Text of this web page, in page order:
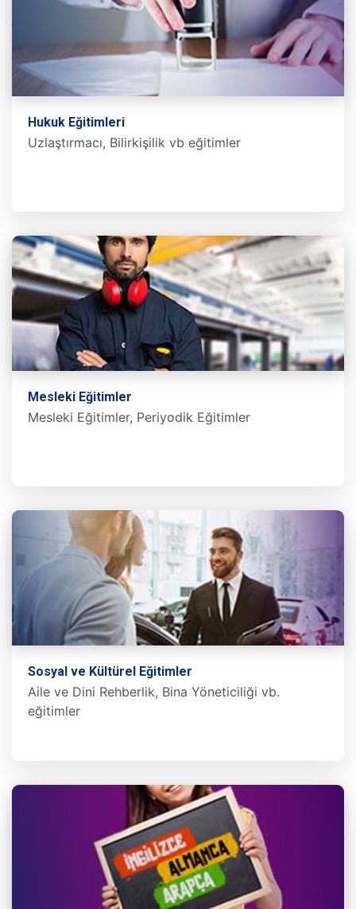
Hukuk Eğitimleri
Uzlaştırmacı, Bilirkişilik vb eğitimler
Mesleki Eğitimler
Mesleki Eğitimler, Periyodik Eğitimler
Sosyal ve Kültürel Eğitimler
Aile ve Dini Rehberlik, Bina Yöneticiliği vb.
eğitimler